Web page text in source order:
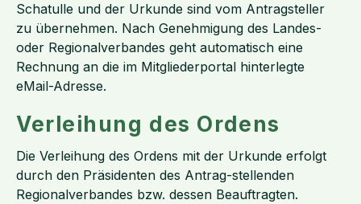
Schatulle und der Urkunde sind vom Antragsteller
zu übernehmen. Nach Genehmigung des Landes-
oder Regionalverbandes geht automatisch eine
Rechnung an die im Mitgliederportal hinterlegte
eMail-Adresse.
Verleihung des Ordens
Die Verleihung des Ordens mit der Urkunde erfolgt
durch den Präsidenten des Antrag-stellenden
Regionalverbandes bzw. dessen Beauftragten.